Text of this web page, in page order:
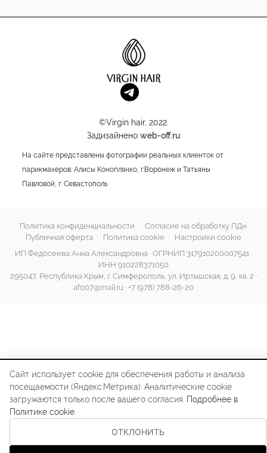
©Virgin hair, 2022.
Задизайнено web-off.ru
На сайте представлены фотографии реальных клиенток от
парикмахеров: Алисы Коноплянко, г.Воронеж и Татьяны
Павловой, г. Севастополь
Сайт использует cookie для обеспечения работы и анализа
посещаемости (Яндекс.Метрика). Аналитические cookie
загружаются только после вашего согласия. Подробнее в
Политике cookie
ОТКЛОНИТЬ
Политика конфиденциальности · Согласие на обработку ПДн ·
Публичная оферта · Политика cookie ·
Настройки cookie
ИП Федосеева Анна Александровна · ОГРНИП 317910200007541 ·
ИНН 910228371050
295047, Республика Крым, г. Симферополь, ул. Иртышская, д. 9, кв. 2 ·
af007@mail.ru · +7 (978) 788-26-20